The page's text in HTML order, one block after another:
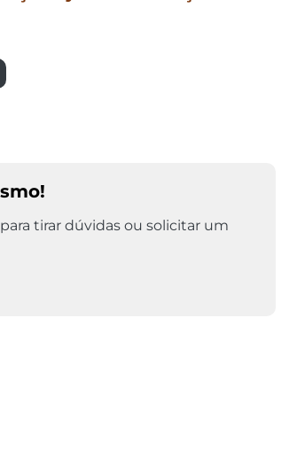
tirar dúvidas ou solicitar um